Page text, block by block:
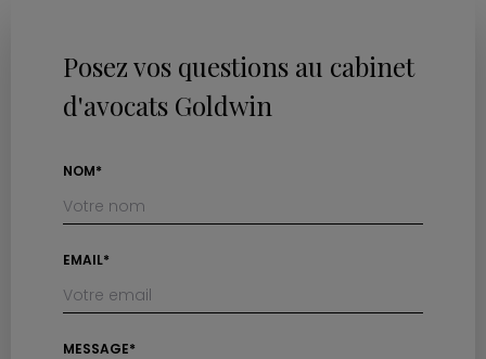
Posez vos questions au cabinet
d'avocats Goldwin
NOM*
EMAIL*
MESSAGE*